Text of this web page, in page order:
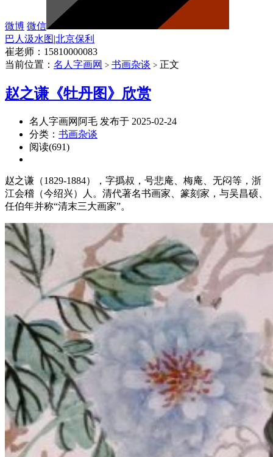
微博 微信
巴人汲水图|北京保利
崔老师：15810000083
当前位置： 名人字画网 > 书画杂谈 > 正文
赵之谦《牡丹图》欣赏
名人字画网阿毛 发布于 2025-02-24
分类： 书画杂谈
阅读(691)
赵之谦（1829-1884），字撝叔，号悲庵、梅庵、无闷等，浙
江会稽（今绍兴）人。清代著名书画家、篆刻家，与吴昌硕、
任伯年并称“清末三大画家”。